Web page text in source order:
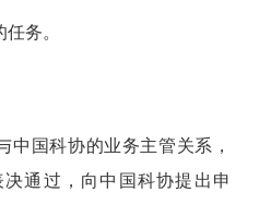
务。
中国科协的业务主管关系，
通过，向中国科协提出申